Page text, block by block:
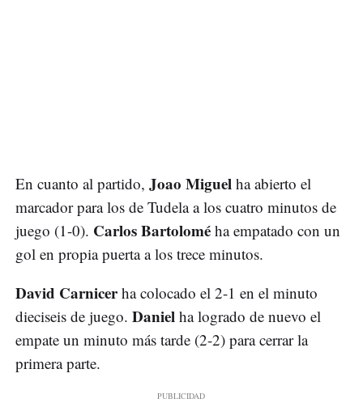
En cuanto al partido, Joao Miguel ha abierto el
marcador para los de Tudela a los cuatro minutos de
juego (1-0). Carlos Bartolomé ha empatado con un
gol en propia puerta a los trece minutos.
David Carnicerha colocado el 2-1 en el minuto
dieciseis de juego. Daniel ha logrado de nuevo el
empate un minuto más tarde (2-2) para cerrar la
primera parte.